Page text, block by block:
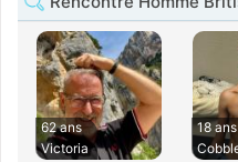
62 ans
Victoria
18 ans